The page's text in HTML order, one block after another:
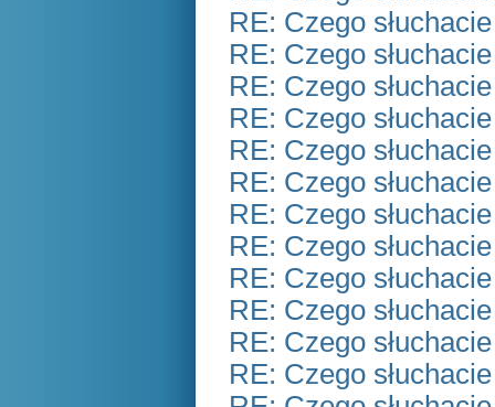
RE: Czego
RE: Czego
RE: Czego
RE: Czego
RE: Czego
RE: Czego
RE: Czego
RE: Czego
RE: Czego
RE: Czego
RE: Czego
RE: Czego